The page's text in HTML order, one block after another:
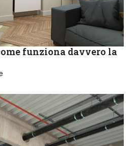
funziona davvero la